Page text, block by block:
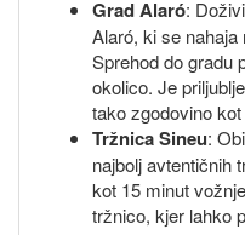
Grad Alaró:
Alaró, ki se
Sprehod do gradu
okolico. Je
tako zgodovino
Tržnica Sineu:
najbolj avtentičnih
kot 15 minut
tržnico, kjer lahko